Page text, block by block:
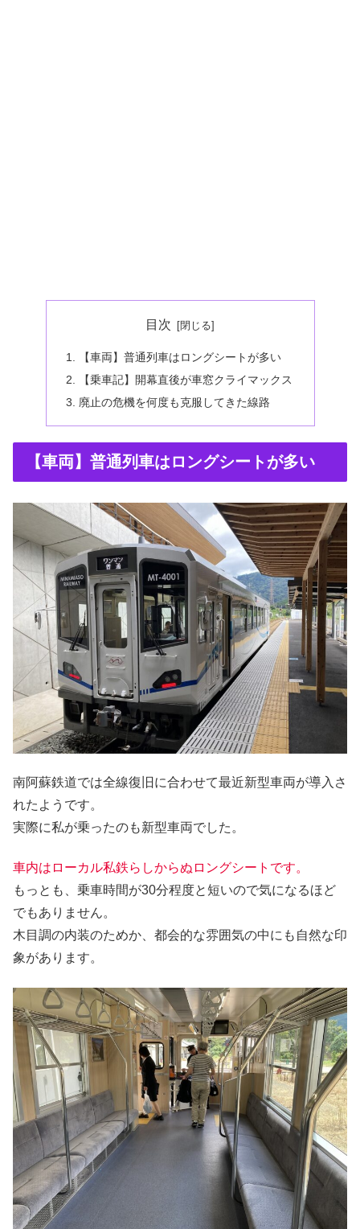
目次
【車両】普通列車はロングシートが多い
【乗車記】開幕直後が車窓クライマックス
廃止の危機を何度も克服してきた線路
【車両】普通列車はロングシートが多い
南阿蘇鉄道では全線復旧に合わせて最近新型車両が導入さ
れたようです。
実際に私が乗ったのも新型車両でした。
車内はローカル私鉄らしからぬロングシートです。
もっとも、乗車時間が30分程度と短いので気になるほど
でもありません。
木目調の内装のためか、都会的な雰囲気の中にも自然な印
象があります。